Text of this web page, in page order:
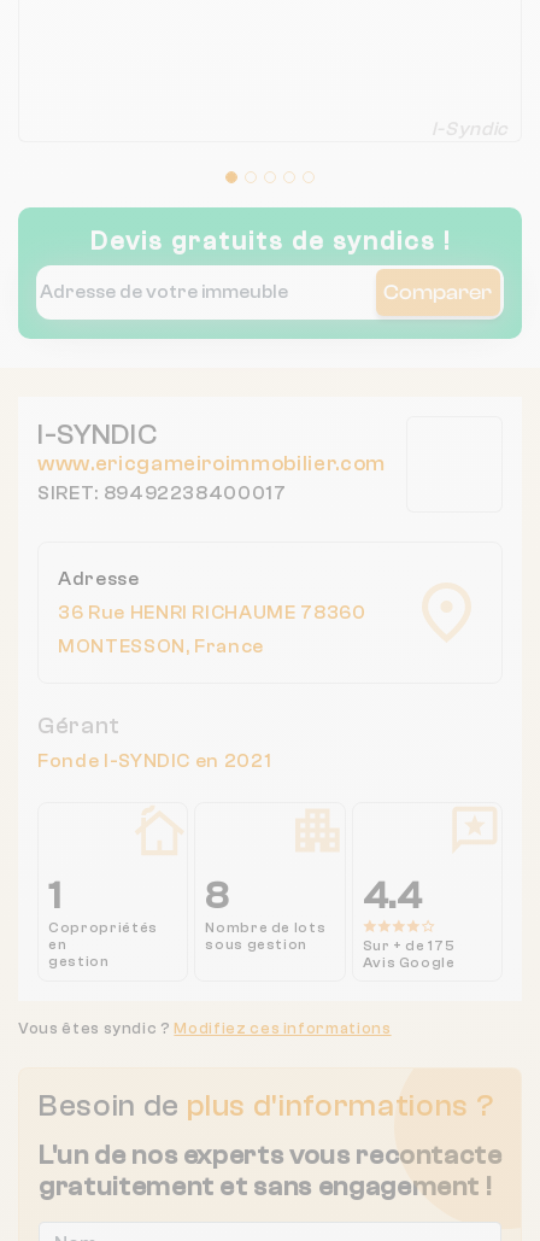
I-Syndic
Devis gratuits de syndics !
Comparer
I-SYNDIC
www.ericgameiroimmobilier.com
SIRET: 89492238400017
Adresse
36 Rue HENRI RICHAUME 78360
MONTESSON, France
Gérant
Fonde I-SYNDIC en 2021
1
Copropriétés
en
gestion
8
Nombre de lots
sous gestion
4.4
Sur + de 175
Avis Google
Besoin de plus d'informations ?
L'un de nos experts vous recontacte
gratuitement et sans engagement !
Vous êtes syndic ? Modifiez ces informations